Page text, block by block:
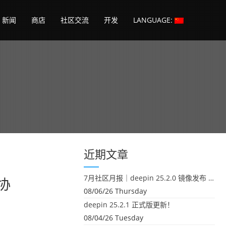
新闻 商店 社区交流 开发 LANGUAGE:
近期文章
7月社区月报｜deepin 25.2.0 镜像发布 & 小U同学定时任务上线
08/06/26 Thursday
deepin 25.2.1 正式版更新！
08/04/26 Tuesday